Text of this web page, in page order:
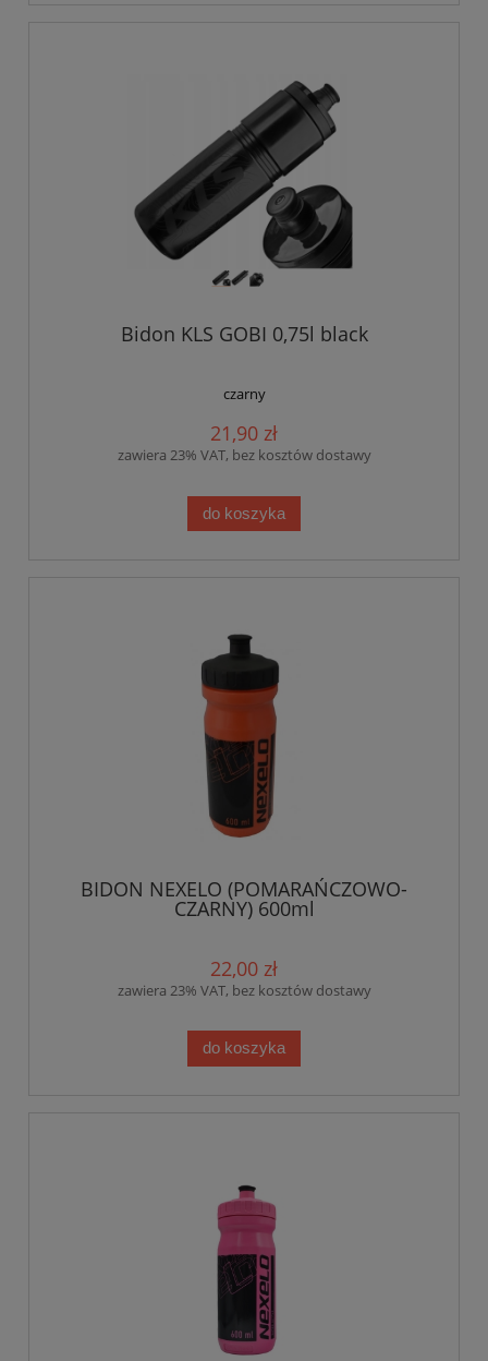
Bidon KLS GOBI 0,75l black
czarny
21,90 zł
zawiera 23% VAT, bez kosztów dostawy
do koszyka
BIDON NEXELO (POMARAŃCZOWO-
CZARNY) 600ml
22,00 zł
zawiera 23% VAT, bez kosztów dostawy
do koszyka